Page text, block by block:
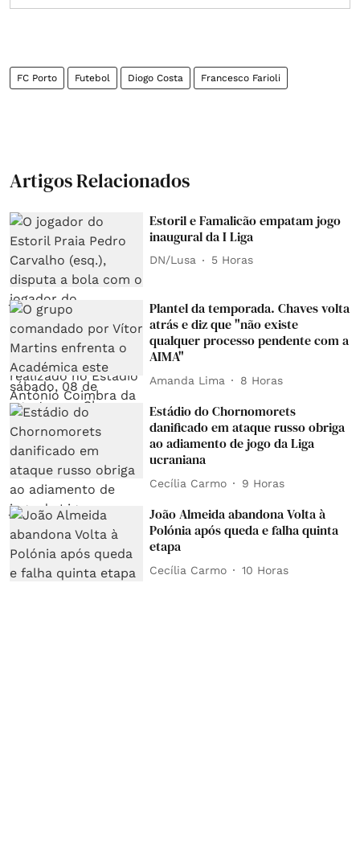
FC Porto Futebol Diogo Costa Francesco Farioli
Artigos Relacionados
Estoril e Famalicão empatam jogo
inaugural da I Liga
DN/Lusa 5 Horas
Plantel da temporada. Chaves volta
atrás e diz que "não existe
qualquer processo pendente com a
AIMA"
Amanda Lima 8 Horas
Estádio do Chornomorets
danificado em ataque russo obriga
ao adiamento de jogo da Liga
ucraniana
Cecília Carmo 9 Horas
João Almeida abandona Volta à
Polónia após queda e falha quinta
etapa
Cecília Carmo 10 Horas